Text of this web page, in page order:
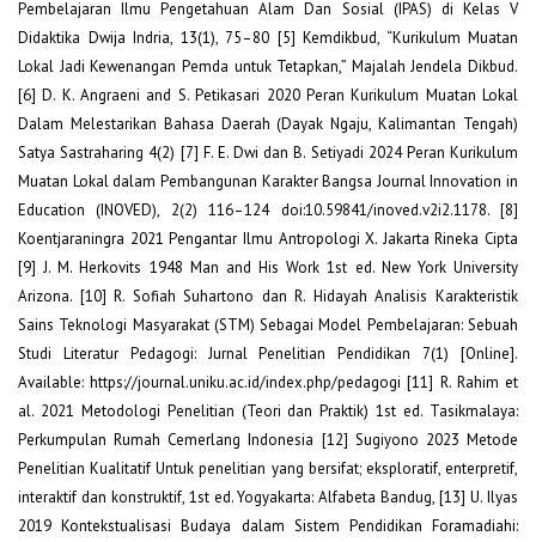
Pembelajaran Ilmu Pengetahuan Alam Dan Sosial (IPAS) di Kelas V
Didaktika Dwija Indria, 13(1), 75–80 [5] Kemdikbud, “Kurikulum Muatan
Lokal Jadi Kewenangan Pemda untuk Tetapkan,” Majalah Jendela Dikbud.
[6] D. K. Angraeni and S. Petikasari 2020 Peran Kurikulum Muatan Lokal
Dalam Melestarikan Bahasa Daerah (Dayak Ngaju, Kalimantan Tengah)
Satya Sastraharing 4(2) [7] F. E. Dwi dan B. Setiyadi 2024 Peran Kurikulum
Muatan Lokal dalam Pembangunan Karakter Bangsa Journal Innovation in
Education (INOVED), 2(2) 116–124 doi:10.59841/inoved.v2i2.1178. [8]
Koentjaraningra 2021 Pengantar Ilmu Antropologi X. Jakarta Rineka Cipta
[9] J. M. Herkovits 1948 Man and His Work 1st ed. New York University
Arizona. [10] R. Sofiah Suhartono dan R. Hidayah Analisis Karakteristik
Sains Teknologi Masyarakat (STM) Sebagai Model Pembelajaran: Sebuah
Studi Literatur Pedagogi: Jurnal Penelitian Pendidikan 7(1) [Online].
Available: https://journal.uniku.ac.id/index.php/pedagogi [11] R. Rahim et
al. 2021 Metodologi Penelitian (Teori dan Praktik) 1st ed. Tasikmalaya:
Perkumpulan Rumah Cemerlang Indonesia [12] Sugiyono 2023 Metode
Penelitian Kualitatif Untuk penelitian yang bersifat; eksploratif, enterpretif,
interaktif dan konstruktif, 1st ed. Yogyakarta: Alfabeta Bandug, [13] U. Ilyas
2019 Kontekstualisasi Budaya dalam Sistem Pendidikan Foramadiahi: